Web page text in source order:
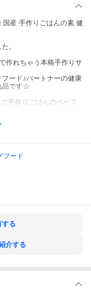
産 手作りごはんの素 健
。
作れちゃう本格手作りサ
ード♪パートナーの健康
品です☆
手作りごはんのベース
を多く含むオイルをか
（遺伝子組み換えでな
菜、人参、かぼちゃ、
ほうれん草、大麦、米
わし、ヒジキ、わか
フード
する
介する